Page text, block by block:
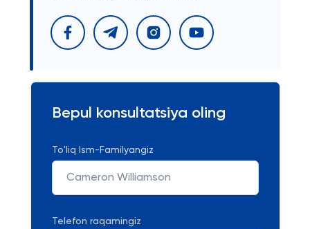
Bepul konsultatsiya oling
To'liq Ism-Familyangiz
Telefon raqamingiz